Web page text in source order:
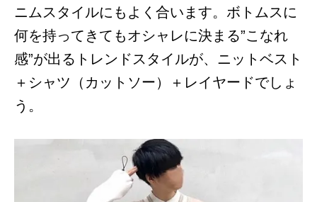
ニムスタイルにもよく合います。ボトムスに
何を持ってきてもオシャレに決まる”こなれ
感”が出るトレンドスタイルが、ニットベスト
＋シャツ（カットソー）＋レイヤードでしょ
う。